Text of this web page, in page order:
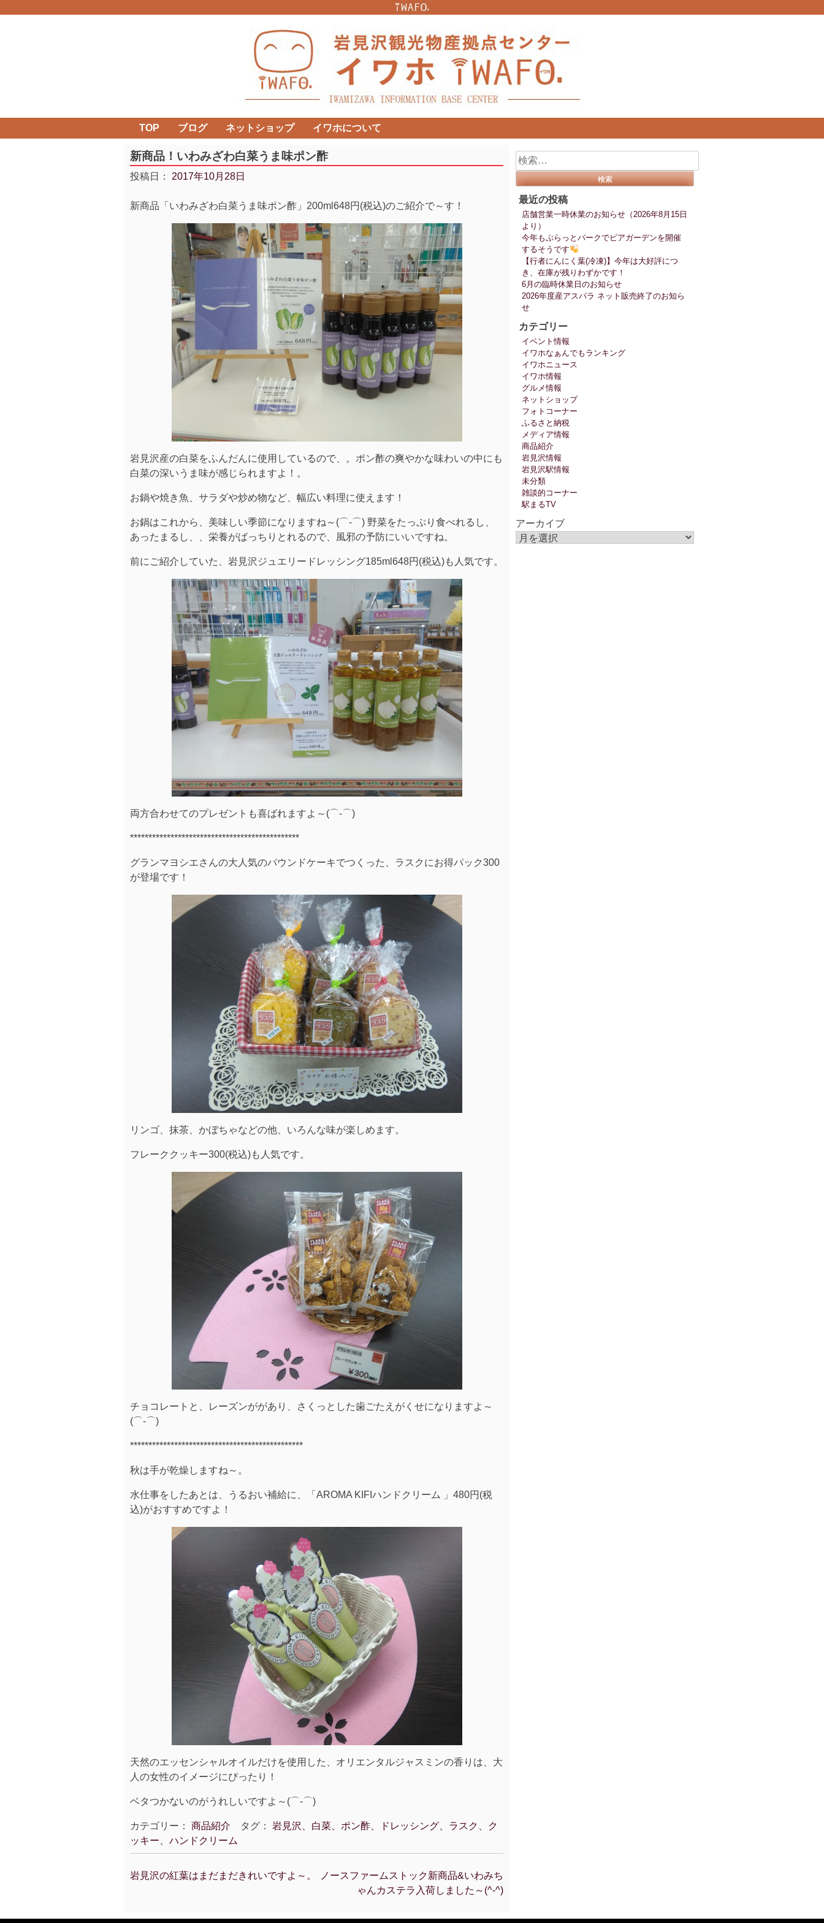
TOP ブログ ネットショップ イワホについて
新商品！いわみざわ白菜うま味ポン酢
投稿日： 2017年10月28日
新商品「いわみざわ白菜うま味ポン酢」200ml648円(税込)のご紹介で～す！
岩見沢産の白菜をふんだんに使用しているので、。ポン酢の爽やかな味わいの中にも
白菜の深いうま味が感じられますよ！。
お鍋や焼き魚、サラダや炒め物など、幅広い料理に使えます！
お鍋はこれから、美味しい季節になりますね～(⌒‐⌒) 野菜をたっぷり食べれるし、
あったまるし、、栄養がばっちりとれるので、風邪の予防にいいですね。
前にご紹介していた、岩見沢ジュエリードレッシング185ml648円(税込)も人気です。
両方合わせてのプレゼントも喜ばれますよ～(⌒‐⌒)
**********************************************
グランマヨシエさんの大人気のパウンドケーキでつくった、ラスクにお得パック300
が登場です！
リンゴ、抹茶、かぼちゃなどの他、いろんな味が楽しめます。
フレーククッキー300(税込)も人気です。
チョコレートと、レーズンががあり、さくっとした歯ごたえがくせになりますよ～
(⌒‐⌒)
***********************************************
秋は手が乾燥しますね～。
水仕事をしたあとは、うるおい補給に、「AROMA KIFIハンドクリーム 」480円(税
込)がおすすめですよ！
天然のエッセンシャルオイルだけを使用した、オリエンタルジャスミンの香りは、大
人の女性のイメージにぴったり！
ベタつかないのがうれしいですよ～(⌒‐⌒)
カテゴリー： 商品紹介 タグ： 岩見沢、白菜、ポン酢、ドレッシング、ラスク、ク
ッキー、ハンドクリーム
投
岩見沢の紅葉はまだまだきれいですよ～。
ノースファームストック新商品&いわみち
ゃんカステラ入荷しました～(^-^)
検
索:
最近の投稿
店舗営業一時休業のお知らせ（2026年8月15日
より）
今年もぷらっとパークでビアガーデンを開催
するそうです
【行者にんにく葉(冷凍)】今年は大好評につ
き、在庫が残りわずかです！
6月の臨時休業日のお知らせ
2026年度産アスパラ ネット販売終了のお知ら
せ
カテゴリー
イベント情報
イワホなぁんでもランキング
イワホニュース
イワホ情報
グルメ情報
ネットショップ
フォトコーナー
ふるさと納税
メディア情報
商品紹介
岩見沢情報
岩見沢駅情報
未分類
雑談的コーナー
駅まるTV
アーカイブ